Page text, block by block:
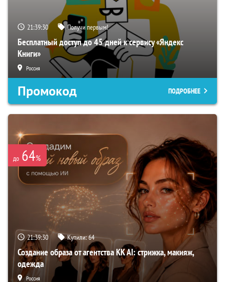
21:39:29 Получи первым!
Бесплатный доступ до 45 дней к сервису «Яндекс
Книги»
Россия
Промокод ПОДРОБНЕЕ
до 64%
21:39:29 Купили:64
Создание образа от агентства KK AI: стрижка, макияж,
одежда
Россия